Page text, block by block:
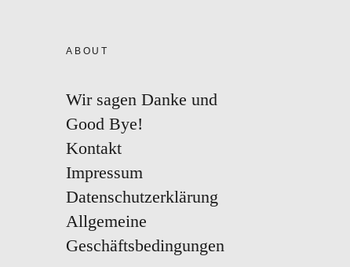
ABOUT
Wir sagen Danke und
Good Bye!
Kontakt
Impressum
Datenschutzerklärung
Allgemeine
Geschäftsbedingungen